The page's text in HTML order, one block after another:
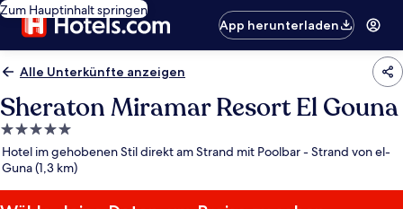
Zum Hauptinhalt springen
App herunterladen
Alle Unterkünfte anzeigen
Sheraton Miramar Resort El Gouna
5.0-
Sterne-
Unterkunft
Hotel im gehobenen Stil direkt am Strand mit Poolbar - Strand von el-
Guna (1,3 km)